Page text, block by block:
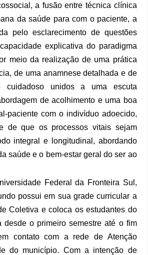
a fusão entre técnica clínica
da saúde para com o paciente, a
pelo esclarecimento de questões
explicativa do paradigma
meio da realização de uma prática
de uma anamnese detalhada e de
cuidadoso unidos a uma escuta
de acolhimento e uma boa
paciente com o indivíduo adoecido,
de que os processos vitais sejam
integral e longitudinal, abordando
saúde e o bem-estar geral do ser ao
Federal da Fronteira Sul,
possui em sua grade curricular a
Coletiva e coloca os estudantes do
desde o primeiro semestre até o fim
contato com a rede de Atenção
do município. Com a intenção de